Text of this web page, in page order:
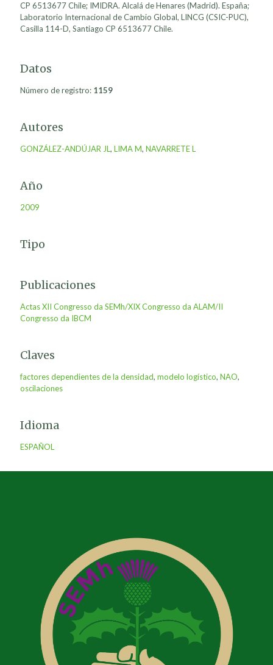
CP 6513677 Chile; IMIDRA. Alcalá de Henares (Madrid). España;
Laboratorio Internacional de Cambio Global, LINCG (CSIC-PUC),
Casilla 114-D, Santiago CP 6513677 Chile.
Datos
Número de registro: 1159
Autores
GONZÁLEZ-ANDÚJAR JL, LIMA M, NAVARRETE L
Año
2009
Tipo
Publicaciones
Actas XII Congresso da SEMh/XIX Congresso da ALAM/II
Congresso da IBCM
Claves
factores dependientes de la densidad, modelo logístico, NAO,
oscilaciones
Idioma
ESPAÑOL